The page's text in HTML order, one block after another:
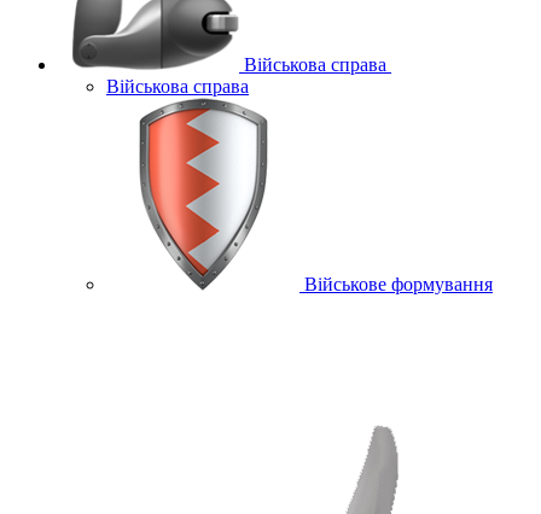
Військова справа
Військова справа
Військове формування